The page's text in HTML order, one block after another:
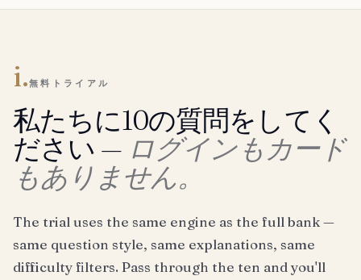
i.無料トライアル
私たちに10の質問をしてく
ださい — ログインもカード
もありません。
The trial uses the same engine as the full bank —
same question style, same explanations, same
difficulty filters. Pass through the ten and you'll